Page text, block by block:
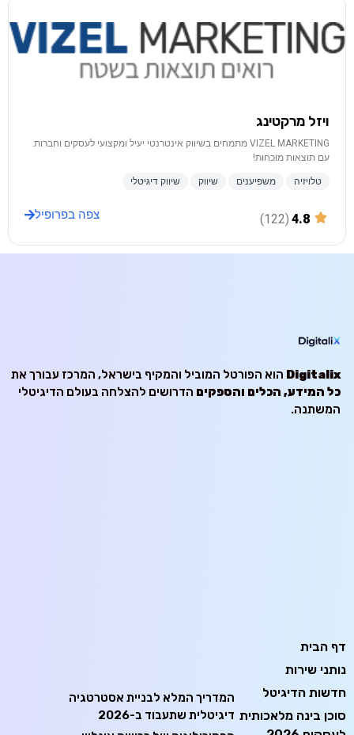
ויזל מרקטינג
VIZEL MARKETING מתמחים בשיווק אינטרנטי יעיל ומקצועי לעסקים וחברות.
עם תוצאות מוכחות!
טלויזיה משפיענים שיווק שיווק דיגיטלי
4.8
(122) צפה בפרופיל
Digitalix הוא הפורטל המוביל והמקיף בישראל, המרכז עבורך את
כל המידע, הכלים והספקים הדרושים להצלחה בעולם הדיגיטלי
המשתנה.
דף הבית
נותני שירות
חדשות הדיגיטל
סוכן בינה מלאכותית
המדריך המלא לבניית אסטרטגיה
דיגיטלית שתעבוד ב-2026